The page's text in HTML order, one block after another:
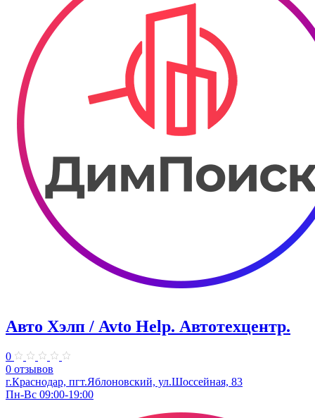
Авто Хэлп / Avto Help. Автотехцентр.
0
0 отзывов
г.Краснодар, пгт.Яблоновский, ул.Шоссейная, 83
Пн-Вс 09:00-19:00